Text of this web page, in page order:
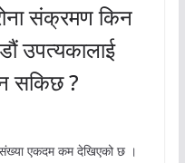
संक्रमण किन
उपत्यकालाई
सकिछ ?
संख्या एकदम कम देखिएको छ ।